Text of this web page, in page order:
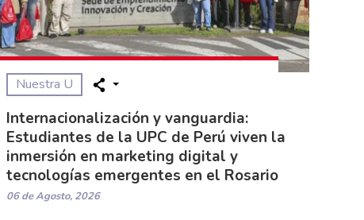
Nuestra U
Internacionalización y vanguardia:
Estudiantes de la UPC de Perú viven la
inmersión en marketing digital y
tecnologías emergentes en el Rosario
06 de Agosto, 2026